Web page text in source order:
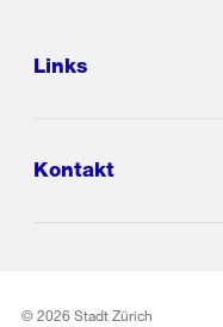
Links
Kontakt
© 2026 Stadt Zürich